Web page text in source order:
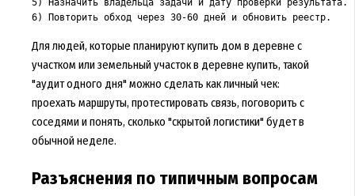
6) Повторить обход через 30-60 дней и обновить реестр.
Для людей, которые планируюткупить дом в деревне с
участком илиземельный участок в деревне купить, такой
"аудит одного дня" можно сделать как личный чек:
проехать маршруты, протестировать связь, поговорить с
соседями и понять, сколько "скрытой логистики" будет в
обычной неделе.
Разъяснения по типичным вопросам